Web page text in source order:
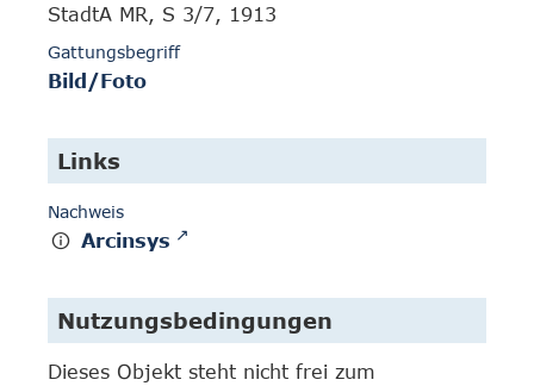
StadtA MR, S 3/7, 1913
Gattungsbegriff
Bild/Foto
Links
Nachweis
Arcinsys
Nutzungsbedingungen
Dieses Objekt steht nicht frei zum